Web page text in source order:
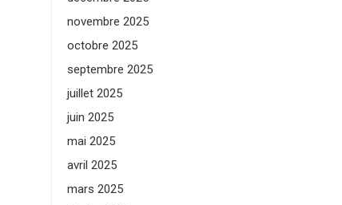
novembre 2025
octobre 2025
septembre 2025
juillet 2025
juin 2025
mai 2025
avril 2025
mars 2025